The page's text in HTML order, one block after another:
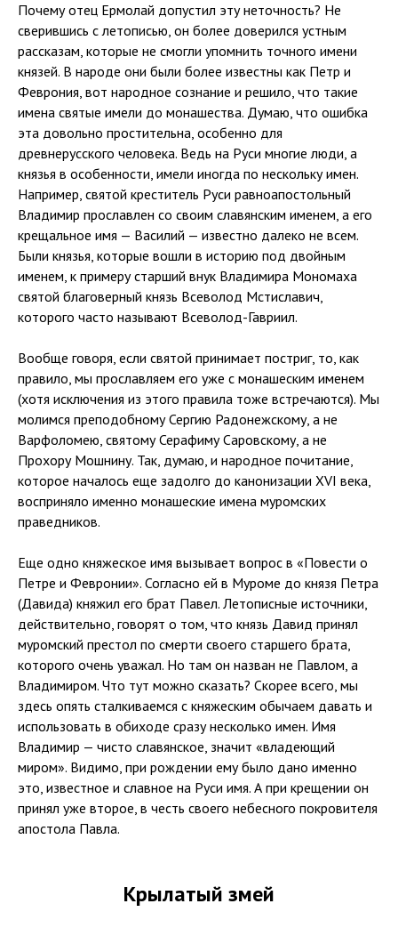
Почему отец Ермолай допустил эту неточность? Не
сверившись с летописью, он более доверился устным
рассказам, которые не смогли упомнить точного имени
князей. В народе они были более известны как Петр и
Феврония, вот народное сознание и решило, что такие
имена святые имели до монашества. Думаю, что ошибка
эта довольно простительна, особенно для
древнерусского человека. Ведь на Руси многие люди, а
князья в особенности, имели иногда по нескольку имен.
Например, святой креститель Руси равноапостольный
Владимир прославлен со своим славянским именем, а его
крещальное имя — Василий — известно далеко не всем.
Были князья, которые вошли в историю под двойным
именем, к примеру старший внук Владимира Мономаха
святой благоверный князь Всеволод Мстиславич,
которого часто называют Всеволод-Гавриил.
Вообще говоря, если святой принимает постриг, то, как
правило, мы прославляем его уже с монашеским именем
(хотя исключения из этого правила тоже встречаются). Мы
молимся преподобному Сергию Радонежскому, а не
Варфоломею, святому Серафиму Саровскому, а не
Прохору Мошнину. Так, думаю, и народное почитание,
которое началось еще задолго до канонизации XVI века,
восприняло именно монашеские имена муромских
праведников.
Еще одно княжеское имя вызывает вопрос в «Повести о
Петре и Февронии». Согласно ей в Муроме до князя Петра
(Давида) княжил его брат Павел. Летописные источники,
действительно, говорят о том, что князь Давид принял
муромский престол по смерти своего старшего брата,
которого очень уважал. Но там он назван не Павлом, а
Владимиром. Что тут можно сказать? Скорее всего, мы
здесь опять сталкиваемся с княжеским обычаем давать и
использовать в обиходе сразу несколько имен. Имя
Владимир — чисто славянское, значит «владеющий
миром». Видимо, при рождении ему было дано именно
это, известное и славное на Руси имя. А при крещении он
принял уже второе, в честь своего небесного покровителя
апостола Павла.
Крылатый змей